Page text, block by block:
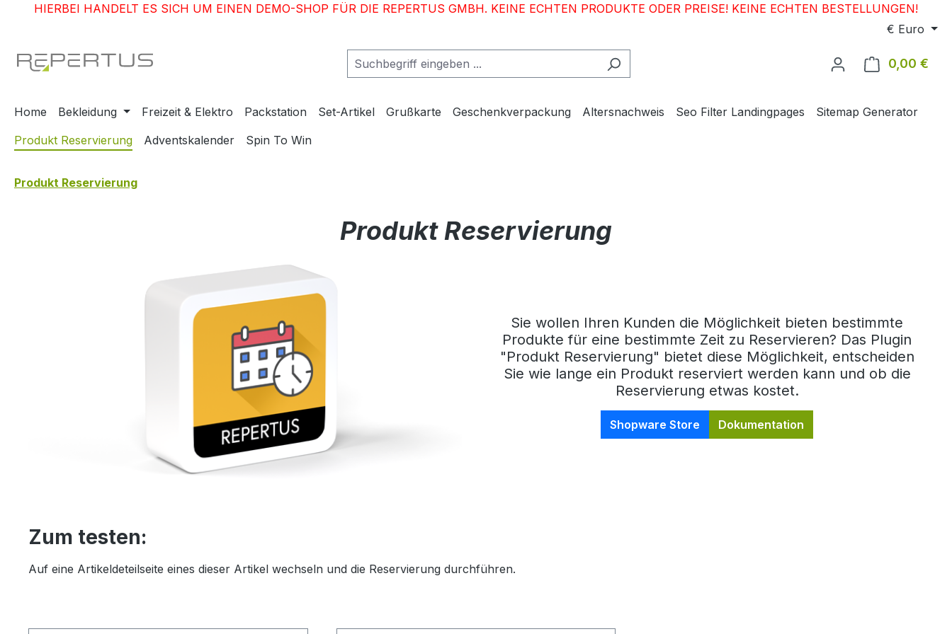
Hauptinhalt springen
Zur Suche springen
Zur Hauptnavigation springen
HIERBEI HANDELT ES SICH UM EINEN DEMO-SHOP FÜR DIE REPERTUS GMBH. KEINE ECHTEN PRODUKTE ODER PREISE! KEINE ECHTEN BESTELLUNGEN!
€ Euro
0,00 €
Home Bekleidung Freizeit & Elektro Packstation Set-Artikel Grußkarte Geschenkverpackung Altersnachweis Seo Filter Landingpages
Sitemap Generator
Produkt Reservierung
Adventskalender Spin To Win
Produkt Reservierung
Produkt Reservierung
Sie wollen Ihren Kunden die Möglichkeit bieten bestimmte
Produkte für eine bestimmte Zeit zu Reservieren? Das Plugin
"Produkt Reservierung" bietet diese Möglichkeit, entscheiden
Sie wie lange ein Produkt reserviert werden kann und ob die
Reservierung etwas kostet.
Shopware Store Dokumentation
Zum testen:
Auf eine Artikeldeteilseite eines dieser Artikel wechseln und die Reservierung durchführen.